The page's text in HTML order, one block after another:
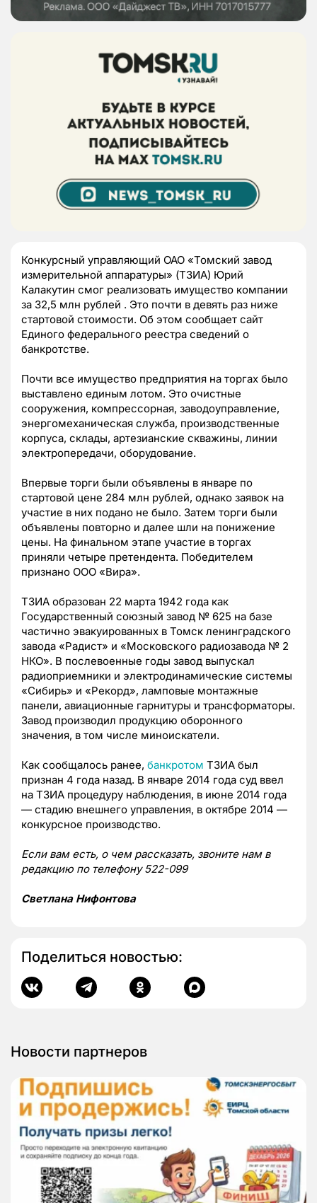
Конкурсный управляющий ОАО «Томский завод
измерительной аппаратуры» (ТЗИА) Юрий
Калакутин смог реализовать имущество компании
за 32,5 млн рублей . Это почти в девять раз ниже
стартовой стоимости. Об этом сообщает сайт
Единого федерального реестра сведений о
банкротстве.
Почти все имущество предприятия на торгах было
выставлено единым лотом. Это очистные
сооружения, компрессорная, заводоуправление,
энергомеханическая служба, производственные
корпуса, склады, артезианские скважины, линии
электропередачи, оборудование.
Впервые торги были объявлены в январе по
стартовой цене 284 млн рублей, однако заявок на
участие в них подано не было. Затем торги были
объявлены повторно и далее шли на понижение
цены. На финальном этапе участие в торгах
приняли четыре претендента. Победителем
признано ООО «Вира».
ТЗИА образован 22 марта 1942 года как
Государственный союзный завод № 625 на базе
частично эвакуированных в Томск ленинградского
завода «Радист» и «Московского радиозавода № 2
НКО». В послевоенные годы завод выпускал
радиоприемники и электродинамические системы
«Сибирь» и «Рекорд», ламповые монтажные
панели, авиационные гарнитуры и трансформаторы.
Завод производил продукцию оборонного
значения, в том числе миноискатели.
Как сообщалось ранее, банкротом ТЗИА был
признан 4 года назад. В январе 2014 года суд ввел
на ТЗИА процедуру наблюдения, в июне 2014 года
— стадию внешнего управления, в октябре 2014 —
конкурсное производство.
Если вам есть, о чем рассказать, звоните нам в
редакцию по телефону 522-099
Светлана Нифонтова
Поделиться новостью:
Новости партнеров